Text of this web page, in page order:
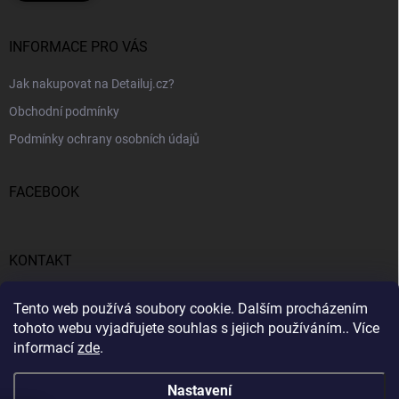
Tento web používá soubory cookie. Dalším procházením
tohoto webu vyjadřujete souhlas s jejich používáním.. Více
informací zde.
Nastavení
INFORMACE PRO VÁS
Jak nakupovat na Detailuj.cz?
Obchodní podmínky
Podmínky ochrany osobních údajů
FACEBOOK
KONTAKT
gunar detailuj.cz
770192683